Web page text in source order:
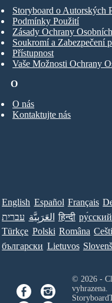
O
O nás
Kontaktujte nás
Storyboard o Autorských
Podmínky Použití
Zásady Ochrany
Soukromí a Zabezpečení
Přístupnost
Vaše Možnosti Ochrany
English Español Français
עברית العَرَبِيَّة हिन्दी
Türkçe Polski Româna
български Lietuvos
© 2026 -
vyhrazena.